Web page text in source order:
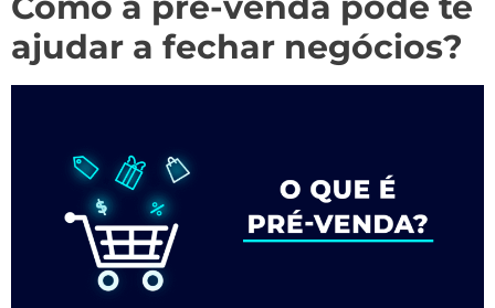
ajudar a fechar negócios?